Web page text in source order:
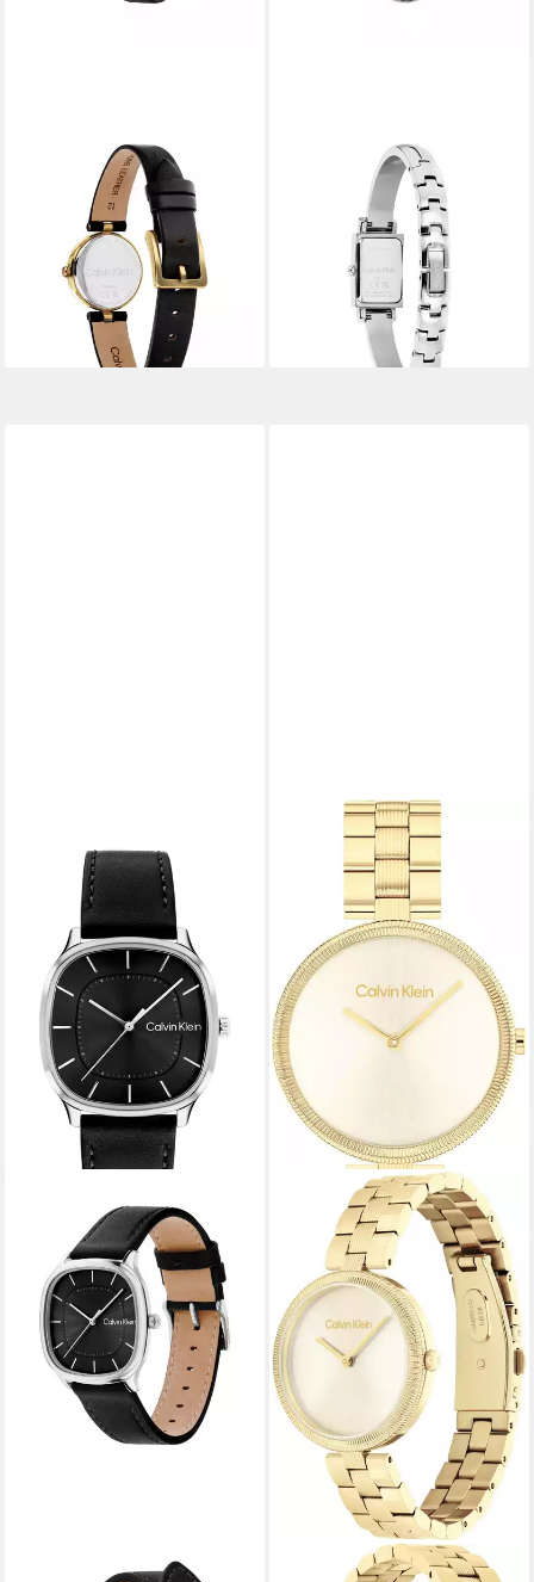
Quarzuhr GLEAM 25100230,
Armbanduhr, Damenuhr,
Lederarmband, analog
99,00 €
lieferbar in 6 Wochen
Quarzuhr MODERNE
25100182, Armbanduhr,
Damenuhr, Edelstahlarmband,
159,00 €
lieferbar in 6 Wochen
CALVIN KLEIN